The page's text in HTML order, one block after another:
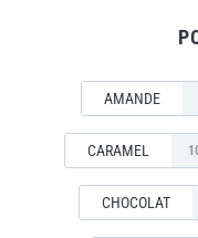
AMANDE
CARAMEL
CHOCOLAT